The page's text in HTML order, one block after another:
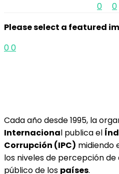
0
0
Please select a featured
00
Cada año desde 1995, la
Internacional publica el
Corrupción (IPC) midiendo
los niveles de percepción
público de los países.